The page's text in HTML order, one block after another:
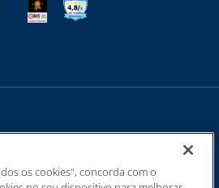
os cookies", concorda com o